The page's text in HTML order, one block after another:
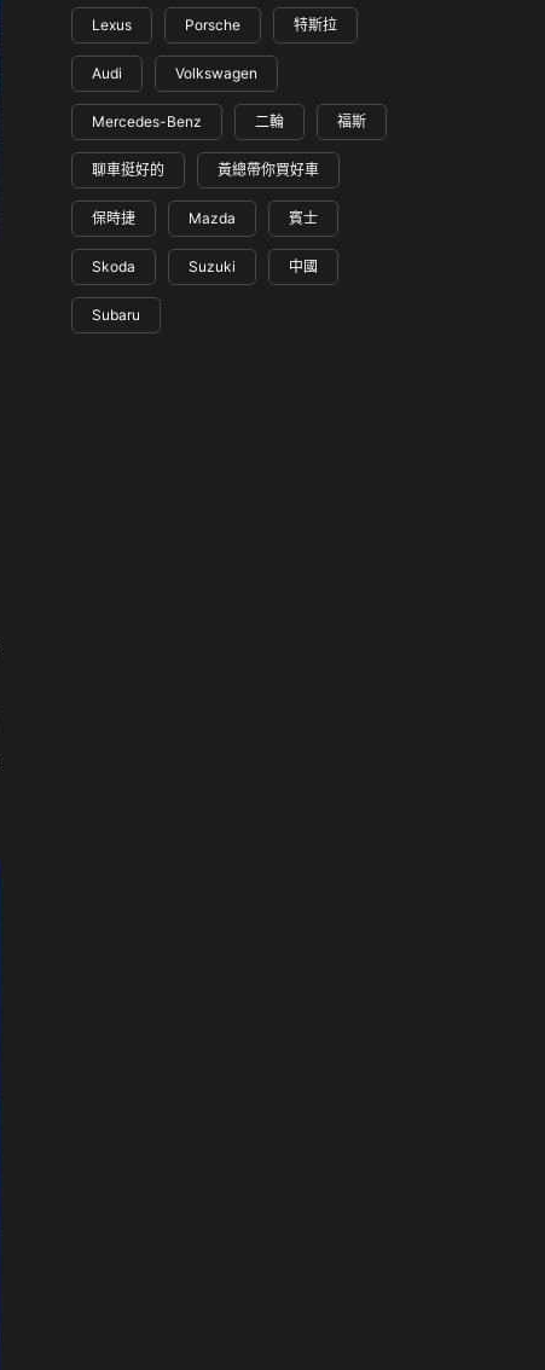
Lexus Porsche 特斯拉
Audi Volkswagen
Mercedes-Benz 二輪 福斯
聊車挺好的 黃總帶你買好車
保時捷 Mazda 賓士
Skoda Suzuki 中國
Subaru